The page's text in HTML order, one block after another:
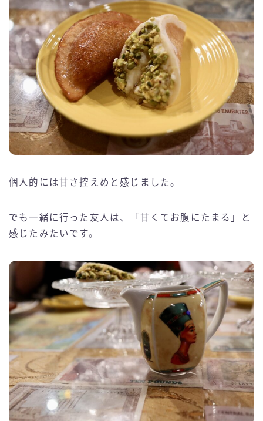
個人的には甘さ控えめと感じました。
でも一緒に行った友人は、「甘くてお腹にたまる」と
感じたみたいです。